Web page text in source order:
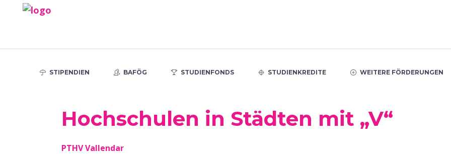
STIPENDIEN BAFÖG STUDIENFONDS STUDIENKREDITE WEITERE FÖRDERUNGEN
Hochschulen in Städten mit „V“
PTHV Vallendar